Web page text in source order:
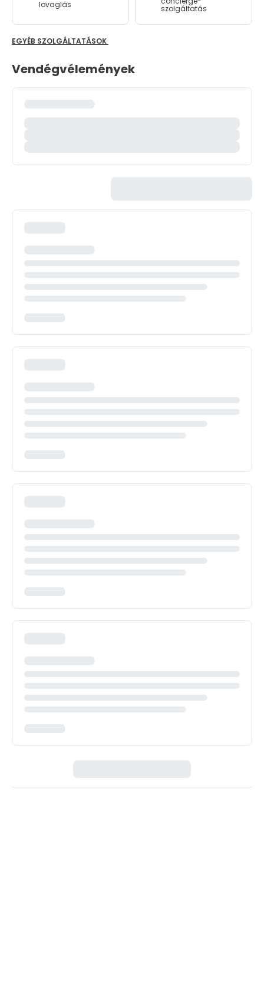
lovaglás szolgáltatás
EGYÉB SZOLGÁLTATÁSOK
Vendégvélemények